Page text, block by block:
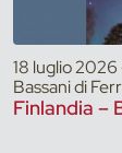
18 luglio
Bassani di
Finlandia –